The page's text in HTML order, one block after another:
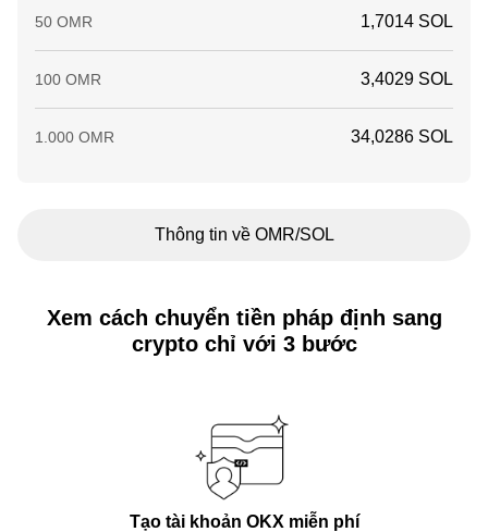
50 OMR 1,7014 SOL
100 OMR 3,4029 SOL
1.000 OMR 34,0286 SOL
Thông tin về OMR/SOL
Xem cách chuyển tiền pháp định sang
crypto chỉ với 3 bước
Tạo tài khoản OKX miễn phí